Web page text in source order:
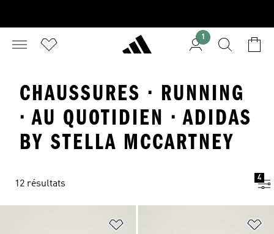
1
CHAUSSURES · RUNNING
· AU QUOTIDIEN · ADIDAS
BY STELLA MCCARTNEY
12 résultats
4
Ajouter à la Liste de produits